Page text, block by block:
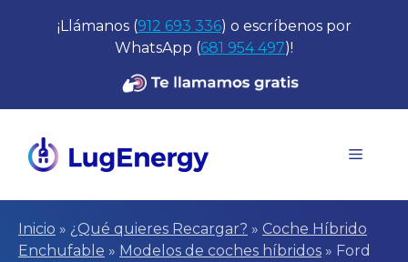
¡Llámanos (912 693 336) o escríbenos por
WhatsApp (681 954 497)!
Menú
Inicio » ¿Qué quieres Recargar? » Coche Híbrido
Enchufable » Modelos de coches híbridos » Ford